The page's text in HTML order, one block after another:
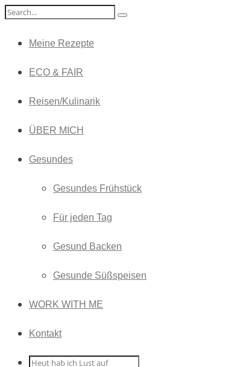
Meine Rezepte
ECO & FAIR
Reisen/Kulinarik
ÜBER MICH
Gesundes
Gesundes Frühstück
Für jeden Tag
Gesund Backen
Gesunde Süßspeisen
WORK WITH ME
Kontakt